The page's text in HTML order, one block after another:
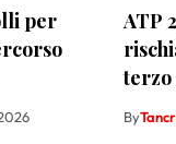
per
ATP
terzo
By